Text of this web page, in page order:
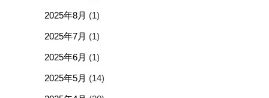
2025年8月 (1)
2025年7月 (1)
2025年6月 (1)
2025年5月 (14)